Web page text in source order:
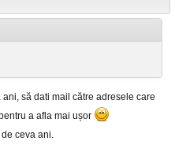
să dati mail către adresele care
a afla mai ușor
ceva ani.